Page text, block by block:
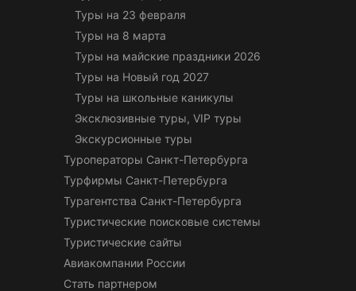
Туры на 23 февраля
Туры на 8 марта
Туры на майские праздники 2026
Туры на Новый год 2027
Туры на школьные каникулы
Эксклюзивные туры, VIP туры
Экскурсионные туры
Туроператоры Санкт-Петербурга
Турфирмы Санкт-Петербурга
Турагентства Санкт-Петербурга
Туристические поисковые системы
Туристические сайты
Авиакомпании России
Стать партнером